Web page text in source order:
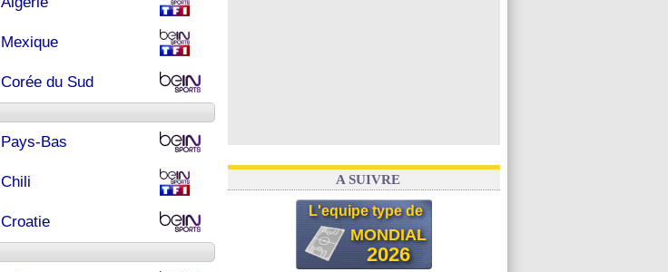
Mexique
Corée du Sud
Pays-Bas
Chili
Croatie
A SUIVRE
L'equipe type de
MONDIAL
2026